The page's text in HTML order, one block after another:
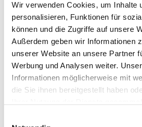
Wir verwenden Cookies, um Inhalte
personalisieren, Funktionen für
können und die Zugriffe auf unsere
Außerdem geben wir Informationen
unserer Website an unsere Partner
Werbung und Analysen weiter.
Informationen möglicherweise mit
die Sie ihnen bereitgestellt haben
gleichmäßige
ist.
Anschlagkette 2-Strang:
Anschlagkette besteht
Kettensträngen, die durch
Aufhängeglied verbunden
Anschlagketten mit 2
schwereren Lasten